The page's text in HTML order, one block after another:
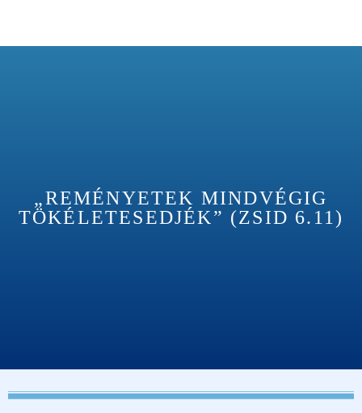
„REMÉNYETEK MINDVÉGIG
TÖKÉLETESEDJÉK” (ZSID 6.11)